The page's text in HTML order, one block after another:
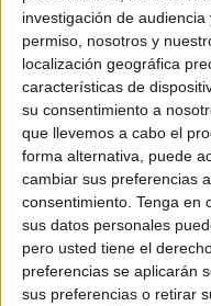
investigación de audiencia
permiso, nosotros y
localización geográfica
características de
su consentimiento a
que llevemos a cabo el
forma alternativa, puede
cambiar sus preferencias
consentimiento. Tenga en
sus datos personales
pero usted tiene el
preferencias se aplicarán
sus preferencias o retirar